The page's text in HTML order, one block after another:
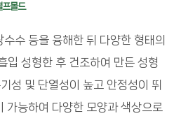
프몰드
수 등을 융해한 뒤 다양한 형태의
입 성형한 후 건조하여 만든 성형
성 및 단열성이 높고 안정성이 뛰
가능하여 다양한 모양과 색상으로